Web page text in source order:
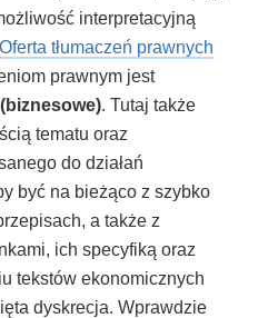
interpretacyjną
Oferta tłumaczeń prawnych
prawnym jest
. Tutaj także
tematu oraz
do działań
być na bieżąco z szybko
a także z
ich specyfiką oraz
tekstów ekonomicznych
dyskrecja. Wprawdzie